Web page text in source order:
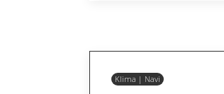
Klima | Navi